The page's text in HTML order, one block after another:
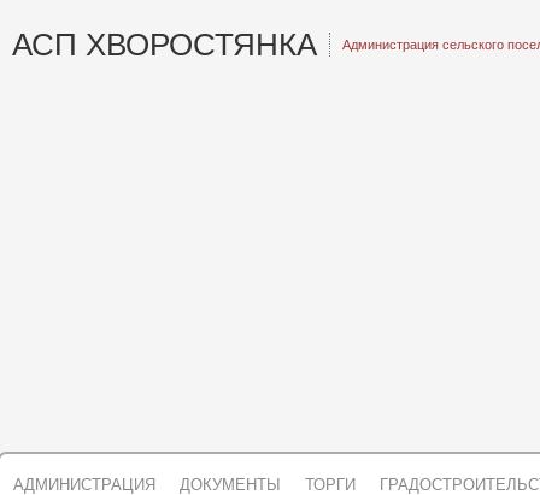
АСП ХВОРОСТЯНКА Администрация сельского
АДМИНИСТРАЦИЯ ДОКУМЕНТЫ ТОРГИ